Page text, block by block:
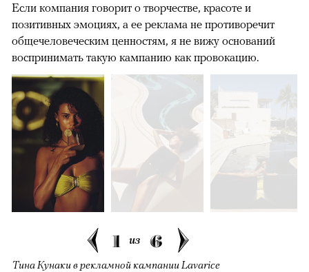
Если компания говорит о творчестве, красоте и
позитивных эмоциях, а ее реклама не противоречит
общечеловеческим ценностям, я не вижу оснований
воспринимать такую кампанию как провокацию.
1 из 6
Тина Кунаки в рекламной кампании Lavarice